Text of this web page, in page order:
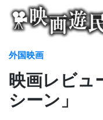
content
外国映画
映画レビュ
シーン」